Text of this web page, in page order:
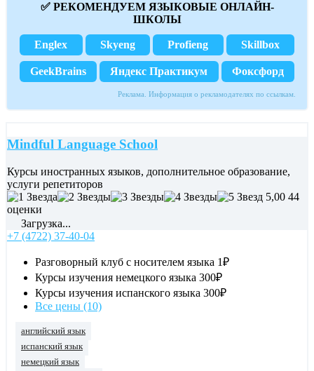
✅ РЕКОМЕНДУЕМ ЯЗЫКОВЫЕ ОНЛАЙН-
ШКОЛЫ
Englex Skyeng Profieng Skillbox
GeekBrains Яндекс Практикум Фоксфорд
Реклама. Информация о рекламодателях по ссылкам.
Mindful Language School
Курсы иностранных языков, дополнительное образование,
услуги репетиторов
5,00 44
оценки
Загрузка...
+7 (4722) 37-40-04
Разговорный клуб с носителем языка 1₽
Курсы изучения немецкого языка 300₽
Курсы изучения испанского языка 300₽
Все цены (10)
английский язык
испанский язык
немецкий язык